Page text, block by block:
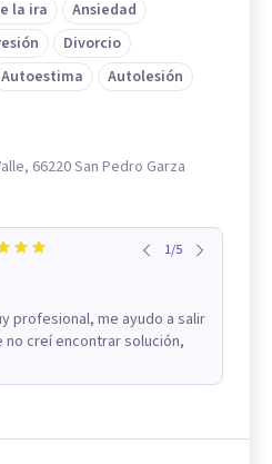
la ira
Ansiedad
Divorcio
Autoestima
Autolesión
66220 San Pedro Garza
1/5
profesional, me ayudo a salir
creí encontrar solución,